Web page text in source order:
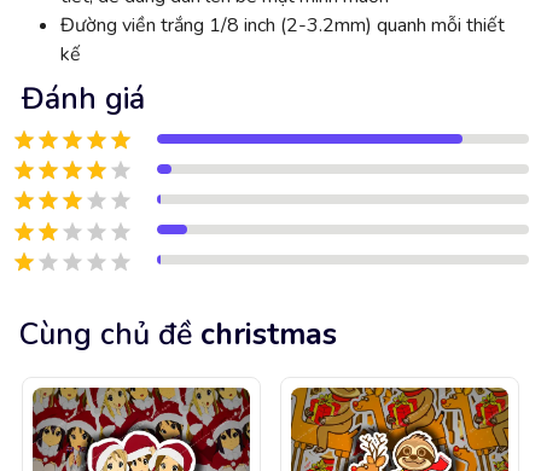
Đường viền trắng 1/8 inch (2-3.2mm) quanh mỗi thiết
kế
Đánh giá
Cùng chủ đề christmas